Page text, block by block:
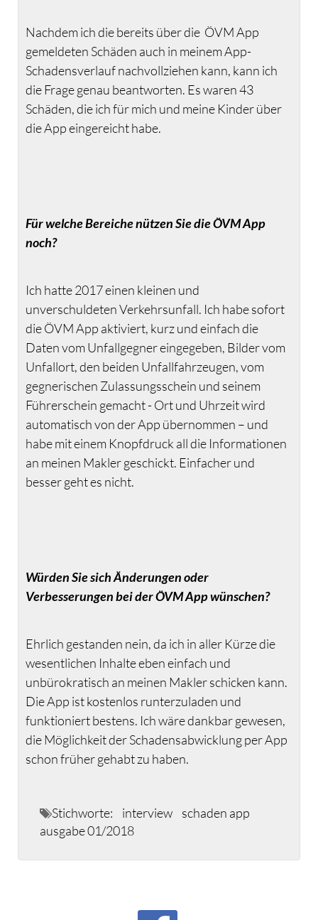
Nachdem ich die bereits über die ÖVM App
gemeldeten Schäden auch in meinem App-
Schadensverlauf nachvollziehen kann, kann ich
die Frage genau beantworten. Es waren 43
Schäden, die ich für mich und meine Kinder über
die App eingereicht habe.
Für welche Bereiche nützen Sie die ÖVM App
noch?
Ich hatte 2017 einen kleinen und
unverschuldeten Verkehrsunfall. Ich habe sofort
die ÖVM App aktiviert, kurz und einfach die
Daten vom Unfallgegner eingegeben, Bilder vom
Unfallort, den beiden Unfallfahrzeugen, vom
gegnerischen Zulassungsschein und seinem
Führerschein gemacht - Ort und Uhrzeit wird
automatisch von der App übernommen – und
habe mit einem Knopfdruck all die Informationen
an meinen Makler geschickt. Einfacher und
besser geht es nicht.
Würden Sie sich Änderungen oder
Verbesserungen bei der ÖVM App wünschen?
Ehrlich gestanden nein, da ich in aller Kürze die
wesentlichen Inhalte eben einfach und
unbürokratisch an meinen Makler schicken kann.
Die App ist kostenlos runterzuladen und
funktioniert bestens. Ich wäre dankbar gewesen,
die Möglichkeit der Schadensabwicklung per App
schon früher gehabt zu haben.
Stichworte: interview
schaden app
ausgabe 01/2018